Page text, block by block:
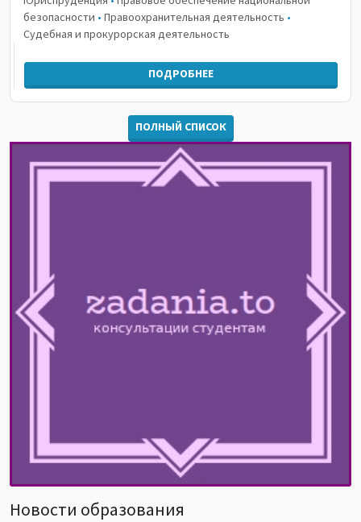
безопасности • Правоохранительная деятельность •
Судебная и прокурорская деятельность
ПОДРОБНЕЕ
ПОЛНЫЙ СПИСОК
Новости образования